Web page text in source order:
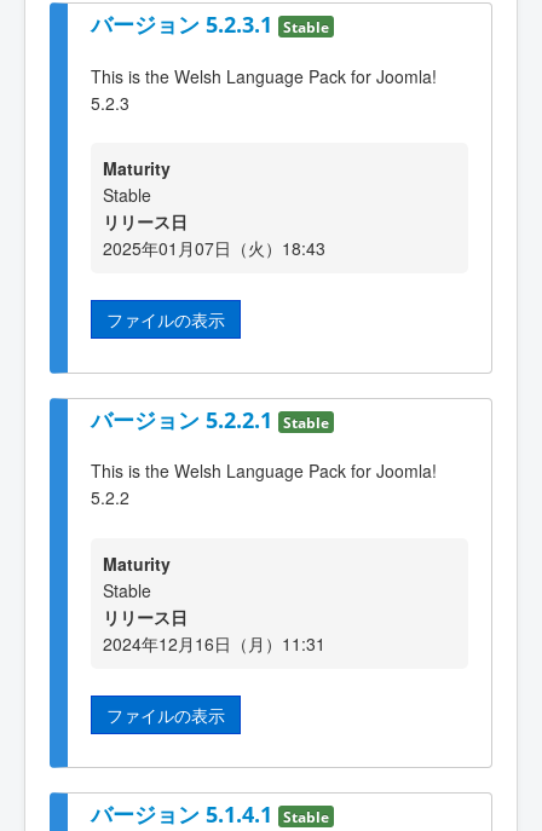
バージョン 5.2.3.1 Stable
This is the Welsh Language Pack for Joomla!
5.2.3
Maturity
Stable
リリース日
2025年01月07日（火）18:43
ファイルの表示
バージョン 5.2.2.1 Stable
This is the Welsh Language Pack for Joomla!
5.2.2
Maturity
Stable
リリース日
2024年12月16日（月）11:31
ファイルの表示
バージョン 5.1.4.1 Stable